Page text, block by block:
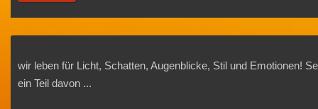
wir leben für Licht, Schatten, Augenblicke, Stil und Emotionen!
ein Teil davon ...